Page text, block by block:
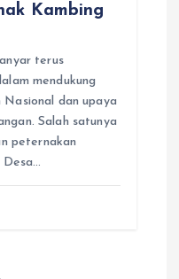
Kambing
terus
mendukung
Nasional dan upaya
Salah satunya
peternakan
Desa…